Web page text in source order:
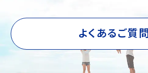
よくあるご質問